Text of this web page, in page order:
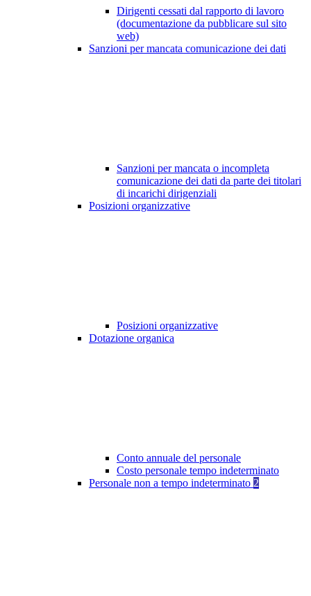
Dirigenti cessati dal rapporto di lavoro
(documentazione da pubblicare sul sito
web)
Sanzioni per mancata comunicazione dei dati
Sanzioni per mancata o incompleta
comunicazione dei dati da parte dei titolari
di incarichi dirigenziali
Posizioni organizzative
Posizioni organizzative
Dotazione organica
Conto annuale del personale
Costo personale tempo indeterminato
Personale non a tempo indeterminato 2